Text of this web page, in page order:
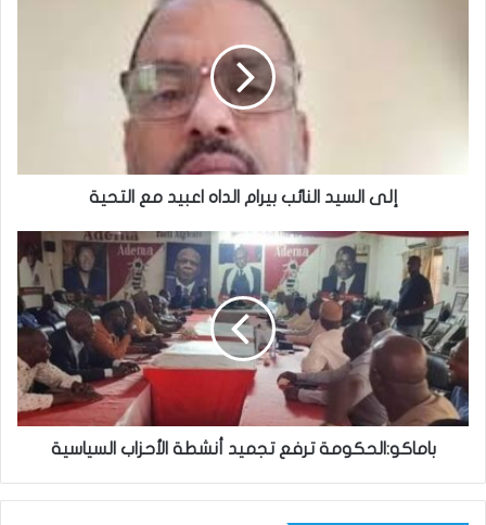
تساقطات مطرية على أربع ولايات(مقاييس)
إلى السيد النائب بيرام الداه اعبيد مع التحية
باماكو:الحكومة ترفع تجميد أنشطة الأحزاب السياسية